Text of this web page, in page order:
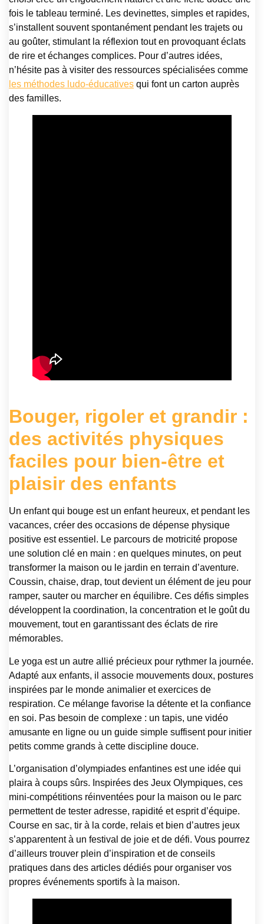
fois le tableau terminé. Les devinettes, simples et rapides,
s’installent souvent spontanément pendant les trajets ou
au goûter, stimulant la réflexion tout en provoquant éclats
de rire et échanges complices. Pour d’autres idées,
n’hésite pas à visiter des ressources spécialisées comme
les méthodes ludo-éducatives qui font un carton auprès
des familles.
Bouger, rigoler et grandir :
des activités physiques
faciles pour bien-être et
plaisir des enfants
Un enfant qui bouge est un enfant heureux, et pendant les
vacances, créer des occasions de dépense physique
positive est essentiel. Le parcours de motricité propose
une solution clé en main : en quelques minutes, on peut
transformer la maison ou le jardin en terrain d’aventure.
Coussin, chaise, drap, tout devient un élément de jeu pour
ramper, sauter ou marcher en équilibre. Ces défis simples
développent la coordination, la concentration et le goût du
mouvement, tout en garantissant des éclats de rire
mémorables.
Le yoga est un autre allié précieux pour rythmer la journée.
Adapté aux enfants, il associe mouvements doux, postures
inspirées par le monde animalier et exercices de
respiration. Ce mélange favorise la détente et la confiance
en soi. Pas besoin de complexe : un tapis, une vidéo
amusante en ligne ou un guide simple suffisent pour initier
petits comme grands à cette discipline douce.
L’organisation d’olympiades enfantines est une idée qui
plaira à coups sûrs. Inspirées des Jeux Olympiques, ces
mini-compétitions réinventées pour la maison ou le parc
permettent de tester adresse, rapidité et esprit d’équipe.
Course en sac, tir à la corde, relais et bien d’autres jeux
s’apparentent à un festival de joie et de défi. Vous pourrez
d’ailleurs trouver plein d’inspiration et de conseils
pratiques dans des articles dédiés pour organiser vos
propres événements sportifs à la maison.